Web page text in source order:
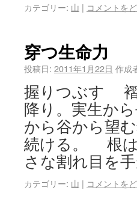
カテゴリー: 山 | コメントを
穿つ生命力
投稿日: 2011年1月22日 作成
握りつぶす 褶
降り。実生か
から谷から望
続ける。 根は
さな割れ目を
カテゴリー: 山 | コメントを